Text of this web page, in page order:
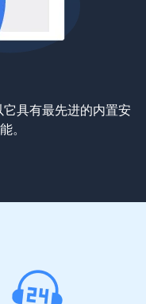
具有最先进的内置安
。